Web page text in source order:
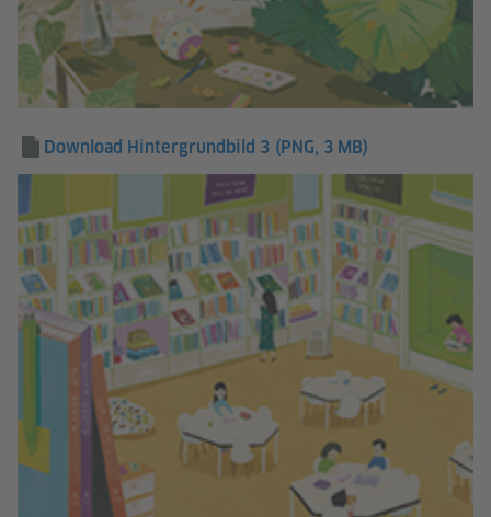
Download Hintergrundbild 3 (PNG, 3 MB)